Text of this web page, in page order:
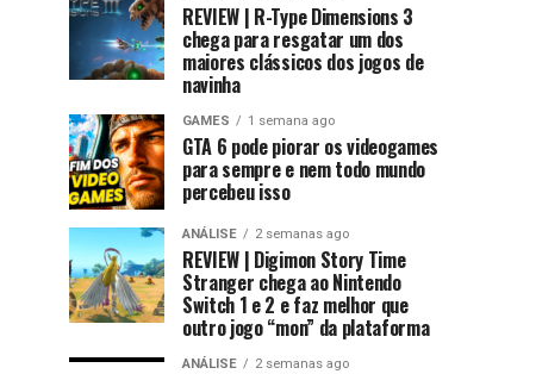
REVIEW | R-Type Dimensions 3
chega para resgatar um dos
maiores clássicos dos jogos de
navinha
GAMES 1 semana ago
GTA 6 pode piorar os videogames
para sempre e nem todo mundo
percebeu isso
ANÁLISE 2 semanas ago
REVIEW | Digimon Story Time
Stranger chega ao Nintendo
Switch 1 e 2 e faz melhor que
outro jogo “mon” da plataforma
ANÁLISE 2 semanas ago